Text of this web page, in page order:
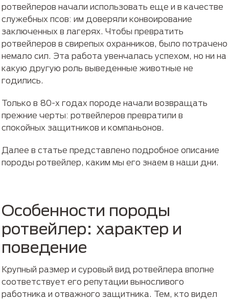
ротвейлеров начали использовать еще и в качестве
служебных псов: им доверяли конвоирование
заключенных в лагерях. Чтобы превратить
ротвейлеров в свирепых охранников, было потрачено
немало сил. Эта работа увенчалась успехом, но ни на
какую другую роль выведенные животные не
годились.
Только в 80-х годах породе начали возвращать
прежние черты: ротвейлеров превратили в
спокойных защитников и компаньонов.
Далее в статье представлено подробное описание
породы ротвейлер, каким мы его знаем в наши дни.
Особенности породы
ротвейлер: характер и
поведение
Крупный размер и суровый вид ротвейлера вполне
соответствует его репутации выносливого
работника и отважного защитника. Тем, кто видел